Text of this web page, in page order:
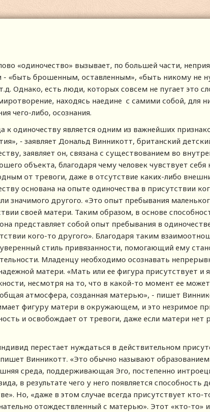
«одиночество» вызывает, по большей части,
- «быть брошенным, оставленным», «быть никому не
Однако, есть люди, которых совсем не пугает это
находясь наедине с самими собой, для
чего-либо, осознания.
к одиночеству является одним из важнейших
- заявляет Дональд Винникотт, британский
заявляет он, связана с существованием во
объекта, благодаря чему человек чувствует
от тревоги, даже в отсутствие каких-либо
основана на опыте одиночества в присутствии
значимого другого. «Это опыт пребывания
своей матери. Таким образом, в основе
представляет собой опыт пребывания в
кого-то другого». Благодаря таким
стиль привязанности, помогающий ему
Младенцу необходимо осознавать
матери. «Мать или ее фигура присутствует и
несмотря на то, что в какой-то момент ее
атмосфера, созданная матерью», - пишет
фигуру матери в окружающем, и это незримое
и освобождает от тревоги, даже если матери нет
перестает нуждаться в действительном
Винникотт. «Это обычно называют
среда, поддерживающая Эго, постепенно
в результате чего у него появляется способность
Но, «даже в этом случае всегда присутствует кто-
отождествленный с матерью». Этот «кто-то»